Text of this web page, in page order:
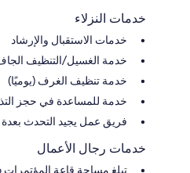
خدمات النزلاء
خدمات الاستقبال والإرشاد
خدمة الغسيل/التنظيف
خدمة تنظيف الغرف (يوميًا)
خدمة للمساعدة في حجز
فريق عمل يجيد التحدث
خدمات رجال الأعمال
تبلغ مساحة قاعة المؤتمرات 186 مترًا مربعًا